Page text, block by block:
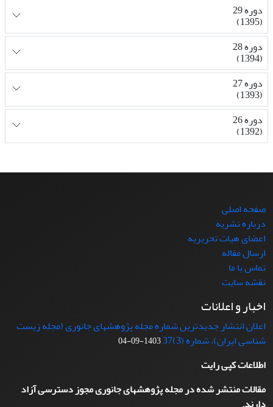
دوره 29
(1395)
دوره 28
(1394)
دوره 27
(1393)
دوره 26
(1392)
صفحه اصلی
درباره نشریه
اعضای هیات تحریریه
ارسال مقاله
تماس با ما
نقشه سایت
اخبار و اعلانات
اعلان انتشار جدیدترین شماره مجله پژوهشهای جانوری (مجله زیست
شناسی ایران)، شماره (3)37
1403-09-04
اطلاعات کپی رایت
مقالات منتشر شده در مجله پژوهشهای جانوری مجوز دسترسی آزاد